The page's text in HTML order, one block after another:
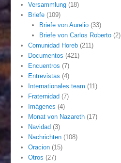
Versammlung (18)
Briefe (109)
Briefe von Aurelio(33)
Briefe von Carlos Roberto(2)
Comunidad Horeb (211)
Documentos (421)
Encuentros (7)
Entrevistas (4)
Internationales team (11)
Fraternidad (7)
Imágenes (4)
Monat von Nazareth (17)
Navidad (3)
Nachrichten (108)
Oracion (15)
Otros (27)